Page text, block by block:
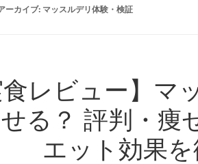
ーカイブ: マッスルデリ体験・検証
食レビュー】マ
る？ 評判・痩
エット効果